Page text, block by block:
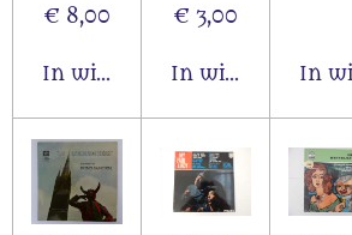
€ 8,00
In winkelwagen
€ 3,00
In winkelwagen
In